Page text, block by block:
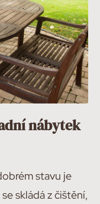
nábytek
stavu je
skládá z čištění,